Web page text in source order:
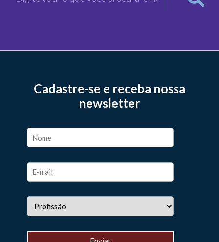
Cadastre-se e receba nossa
newsletter